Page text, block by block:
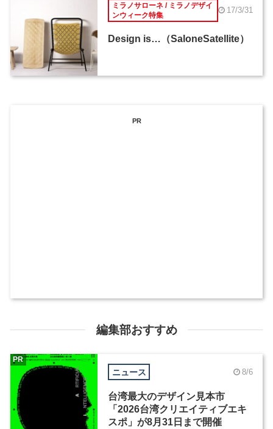
ミラノサローネ / ミラノデザイ
ンウィーク特集
17/3/31
Design is…（SaloneSatellite）
PR
編集部おすすめ
ニュース 8/6
台湾最大のデザイン見本市
「2026台湾クリエイティブエキ
スポ」が8月31日まで開催
PR